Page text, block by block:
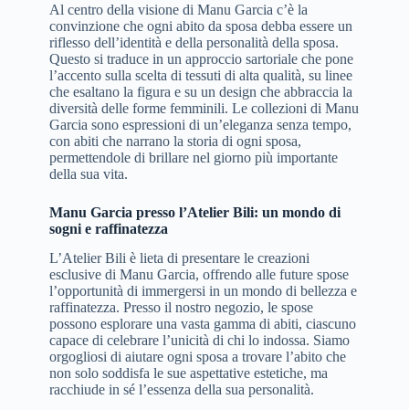
Al centro della visione di Manu Garcia c’è la
convinzione che ogni abito da sposa debba essere un
riflesso dell’identità e della personalità della sposa.
Questo si traduce in un approccio sartoriale che pone
l’accento sulla scelta di tessuti di alta qualità, su linee
che esaltano la figura e su un design che abbraccia la
diversità delle forme femminili. Le collezioni di Manu
Garcia sono espressioni di un’eleganza senza tempo,
con abiti che narrano la storia di ogni sposa,
permettendole di brillare nel giorno più importante
della sua vita.
Manu Garcia presso l’Atelier Bili: un mondo di
sogni e raffinatezza
L’Atelier Bili è lieta di presentare le creazioni
esclusive di Manu Garcia, offrendo alle future spose
l’opportunità di immergersi in un mondo di bellezza e
raffinatezza. Presso il nostro negozio, le spose
possono esplorare una vasta gamma di abiti, ciascuno
capace di celebrare l’unicità di chi lo indossa. Siamo
orgogliosi di aiutare ogni sposa a trovare l’abito che
non solo soddisfa le sue aspettative estetiche, ma
racchiude in sé l’essenza della sua personalità.